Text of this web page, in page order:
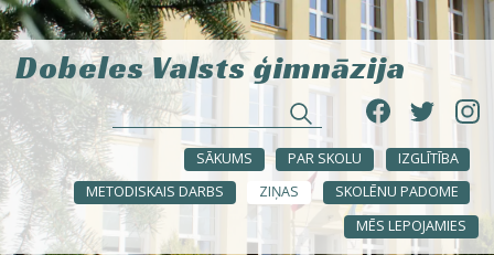
Dobeles Valsts ģimnāzija
SĀKUMS PAR SKOLU
IZGLĪTĪBA
METODISKAIS DARBS
ZIŅAS
SKOLĒNU PADOME
MĒS LEPOJAMIES